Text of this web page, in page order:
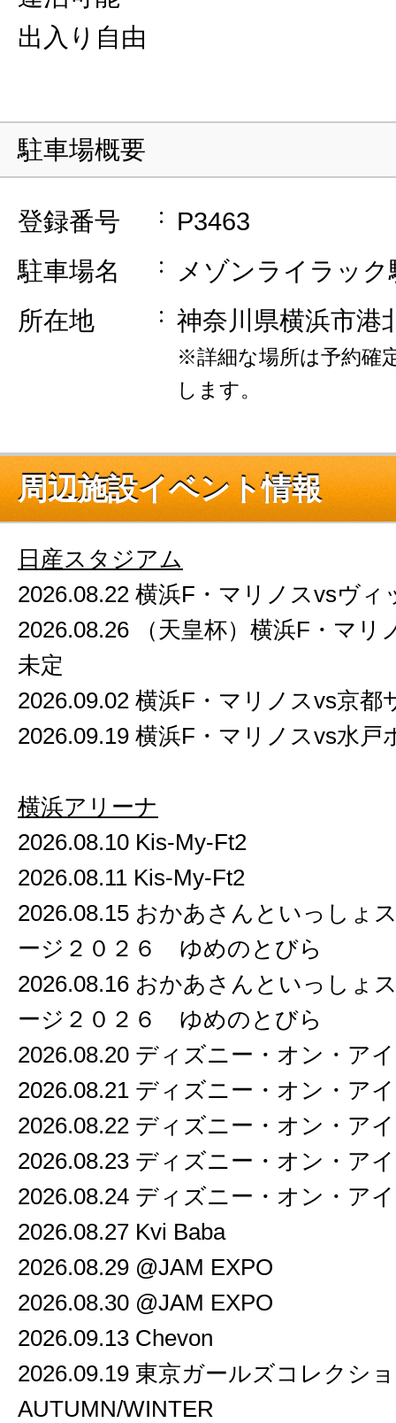
出入り自由
駐車場概要
登録番号
P3463
駐車場名
メゾンライラック
所在地
神奈川県横浜市港
※詳細な場所は予約確
します。
周辺施設イベント情報
日産スタジアム
2026.08.22 横浜F・マリノスvsヴィ
2026.08.26 （天皇杯）横浜F・マリ
未定
2026.09.02 横浜F・マリノスvs京都
2026.09.19 横浜F・マリノスvs水戸
横浜アリーナ
2026.08.10 Kis-My-Ft2
2026.08.11 Kis-My-Ft2
2026.08.15 おかあさんといっしょ
ージ２０２６ ゆめのとびら
2026.08.16 おかあさんといっしょ
ージ２０２６ ゆめのとびら
2026.08.20 ディズニー・オン・ア
2026.08.21 ディズニー・オン・ア
2026.08.22 ディズニー・オン・ア
2026.08.23 ディズニー・オン・ア
2026.08.24 ディズニー・オン・ア
2026.08.27 Kvi Baba
2026.08.29 @JAM EXPO
2026.08.30 @JAM EXPO
2026.09.13 Chevon
2026.09.19 東京ガールズコレクシ
AUTUMN/WINTER